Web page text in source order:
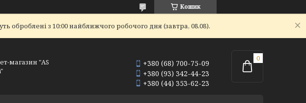
Кошик
оброблені з 10:00 найближчого робочого дня (завтра, 08.08).
магазин "AS
+380 (68) 700-75-09
+380 (93) 342-44-23
+380 (44) 353-62-23